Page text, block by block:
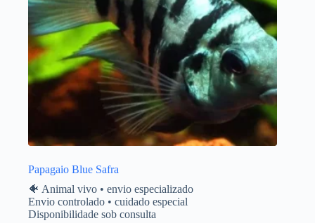
Papagaio Blue Safra
🐠 Animal vivo • envio especializado
Envio controlado • cuidado especial
Disponibilidade sob consulta